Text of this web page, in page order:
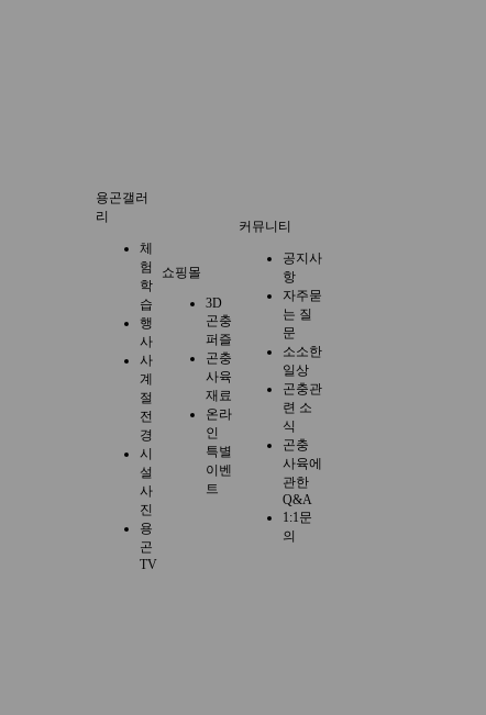
용곤갤러
리
체
험
학
습
행
사
사
계
절
전
경
시
설
사
진
용
곤
TV
쇼핑몰
3D
곤충
퍼즐
곤충
사육
재료
온라
인
특별
이벤
트
커뮤니티
공지사
항
자주묻
는 질
문
소소한
일상
곤충관
련 소
식
곤충
사육에
관한
Q&A
1:1문
의